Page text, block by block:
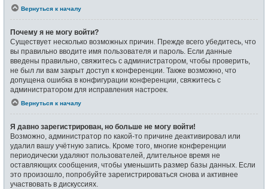
Вернуться к началу
Почему я не могу войти?
Существует несколько возможных причин. Прежде всего убедитесь, что
вы правильно вводите имя пользователя и пароль. Если данные
введены правильно, свяжитесь с администратором, чтобы проверить,
не был ли вам закрыт доступ к конференции. Также возможно, что
допущена ошибка в конфигурации конференции, свяжитесь с
администратором для исправления настроек.
Вернуться к началу
Я давно зарегистрирован, но больше не могу войти!
Возможно, администратор по какой-то причине деактивировал или
удалил вашу учётную запись. Кроме того, многие конференции
периодически удаляют пользователей, длительное время не
оставляющих сообщения, чтобы уменьшить размер базы данных. Если
это произошло, попробуйте зарегистрироваться снова и активнее
участвовать в дискуссиях.